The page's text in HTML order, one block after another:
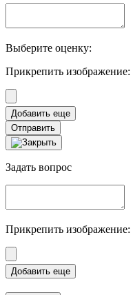
Выберите оценку:
Прикрепить изображение:
Отправить
Задать вопрос
Прикрепить изображение: